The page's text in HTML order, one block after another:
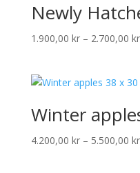
Newly
1.900,00 kr – 2.700,00 kr
Winter
4.200,00 kr – 5.500,00 kr